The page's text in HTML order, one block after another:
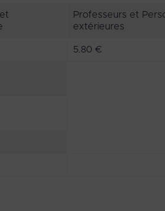
Professeurs et
extérieures
5.80 €